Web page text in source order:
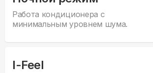
Работа кондиционера с
минимальным уровнем шума.
I-Feel